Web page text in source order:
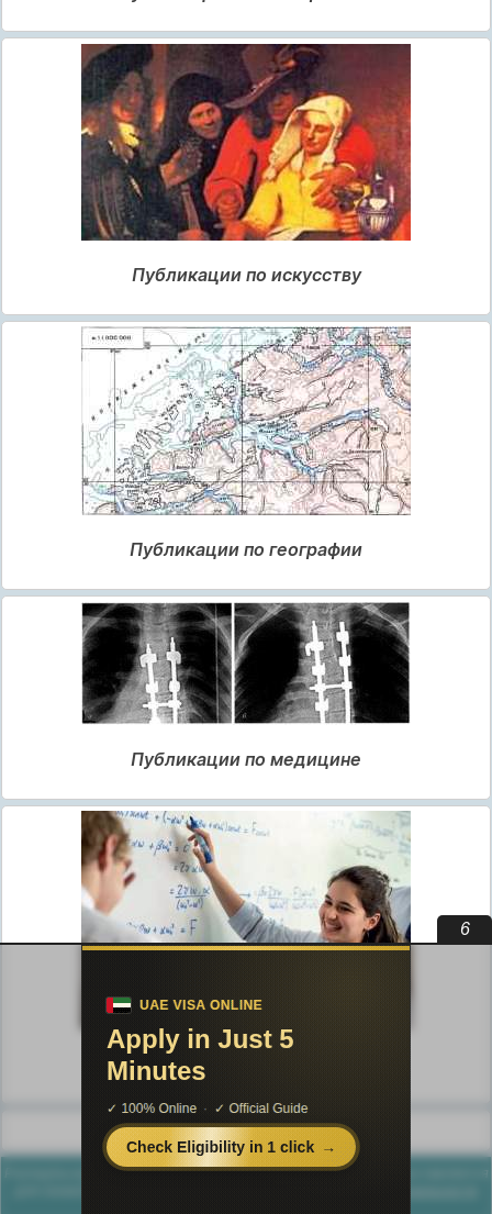
Публикации по искусству
Публикации по географии
Публикации по медицине
Публикации по педагогике
Разделы публикаций
Poznayka.org - Познайка.Орг - 2016-2026 год. Материал предоставляется
5